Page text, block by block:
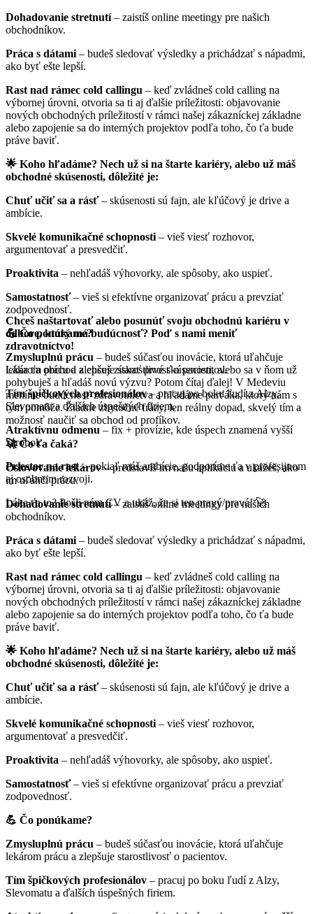
Dohadovanie stretnutí– zaistíš online meetingy pre našich
obchodníkov.
Práca s dátami – budeš sledovať výsledky a prichádzať s nápadmi,
ako byť ešte lepší.
Rast nad rámec cold callingu – keď zvládneš cold calling na
výbornej úrovni, otvoria sa ti aj ďalšie príležitosti: objavovanie
nových obchodných príležitostí v rámci našej zákazníckej základne
alebo zapojenie sa do interných projektov podľa toho, čo ťa bude
práve baviť.
🌟 Koho hľadáme? Nech už si na štarte kariéry, alebo už máš
obchodné skúsenosti, dôležité je:
Chuť učiť sa a rásť– skúsenosti sú fajn, ale kľúčový je drive a
ambície.
Skvelé komunikačné schopnosti – vieš viesť rozhovor,
argumentovať a presvedčiť.
Proaktivita – nehľadáš výhovorky, ale spôsoby, ako uspieť.
Samostatnosť– vieš si efektívne organizovať prácu a prevziať
zodpovednosť.
💪 Čo ponúkame?
Zmysluplnú prácu – budeš súčasťou inovácie, ktorá uľahčuje
lekárom prácu a zlepšuje starostlivosť o pacientov.
Tím špičkových profesionálov– pracuj po boku ľudí z Alzy,
Slevomatu a ďalších úspešných firiem.
Atraktívnu odmenu – fix + provízie, kde úspech znamená vyšší
zárobok.
Priestor na rast– pokiaľ máš ambície, podporíme ťa v profesijnom
aj osobnom rozvoji.
Láka ťa to? Pošli nám CV a ukáž, že si ten pravý/pravá! 🚀
Chceš naštartovať alebo posunúť svoju obchodnú kariéru v
odbore, ktorý má budúcnosť? Poď s nami meniť
zdravotníctvo!
Láka ťa obchod a chceš získať prvé skúsenosti, alebo sa v ňom už
pohybuješ a hľadáš novú výzvu? Potom čítaj ďalej! V Medeviu
meníme budúcnosť zdravotníctva a hľadáme parťáka, ktorý nám s
tým pomôže. Žiadne zbytočné frázy, len reálny dopad, skvelý tím a
možnosť naučiť sa obchod od profíkov.
🚀 Čo ťa čaká?
Oslovovanie lekárov– predstavíš im našu aplikáciu a ukážeš, ako
im uľahčí prácu.
Dohadovanie stretnutí– zaistíš online meetingy pre našich
obchodníkov.
Práca s dátami – budeš sledovať výsledky a prichádzať s nápadmi,
ako byť ešte lepší.
Rast nad rámec cold callingu – keď zvládneš cold calling na
výbornej úrovni, otvoria sa ti aj ďalšie príležitosti: objavovanie
nových obchodných príležitostí v rámci našej zákazníckej základne
alebo zapojenie sa do interných projektov podľa toho, čo ťa bude
práve baviť.
🌟 Koho hľadáme? Nech už si na štarte kariéry, alebo už máš
obchodné skúsenosti, dôležité je:
Chuť učiť sa a rásť– skúsenosti sú fajn, ale kľúčový je drive a
ambície.
Skvelé komunikačné schopnosti – vieš viesť rozhovor,
argumentovať a presvedčiť.
Proaktivita – nehľadáš výhovorky, ale spôsoby, ako uspieť.
Samostatnosť– vieš si efektívne organizovať prácu a prevziať
zodpovednosť.
💪 Čo ponúkame?
Zmysluplnú prácu – budeš súčasťou inovácie, ktorá uľahčuje
lekárom prácu a zlepšuje starostlivosť o pacientov.
Tím špičkových profesionálov – pracuj po boku ľudí z Alzy,
Slevomatu a ďalších úspešných firiem.